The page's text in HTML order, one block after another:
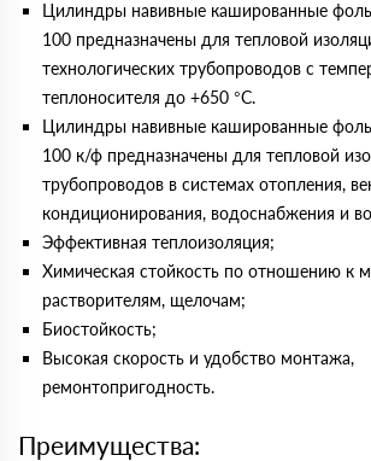
Цилиндры навивные кашированные
100 предназначены для тепловой
технологических трубопроводов с
теплоносителя до +650 °С.
Цилиндры навивные кашированные
100 к/ф предназначены для тепловой
трубопроводов в системах отопления,
кондиционирования, водоснабжения и
Эффективная теплоизоляция;
Химическая стойкость по отношению к
растворителям, щелочам;
Биостойкость;
Высокая скорость и удобство монтажа,
ремонтопригодность.
Преимущества: